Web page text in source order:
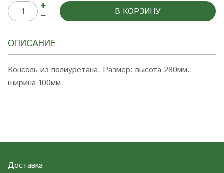
В КОРЗИНУ
ОПИСАНИЕ
Консоль из полиуретана. Размер: высота 280мм.,
ширина 100мм.
Доставка